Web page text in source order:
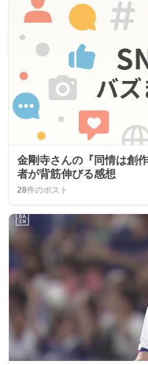
金剛寺さんの『同情は創
者が背筋伸びる感想
28件のポスト